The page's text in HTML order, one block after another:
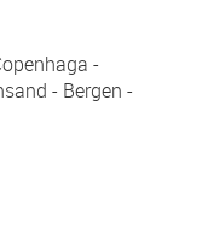
-
- Bergen -